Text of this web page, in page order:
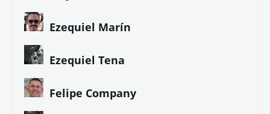
Asun Blanco
Bcaes
Bruno Echedo